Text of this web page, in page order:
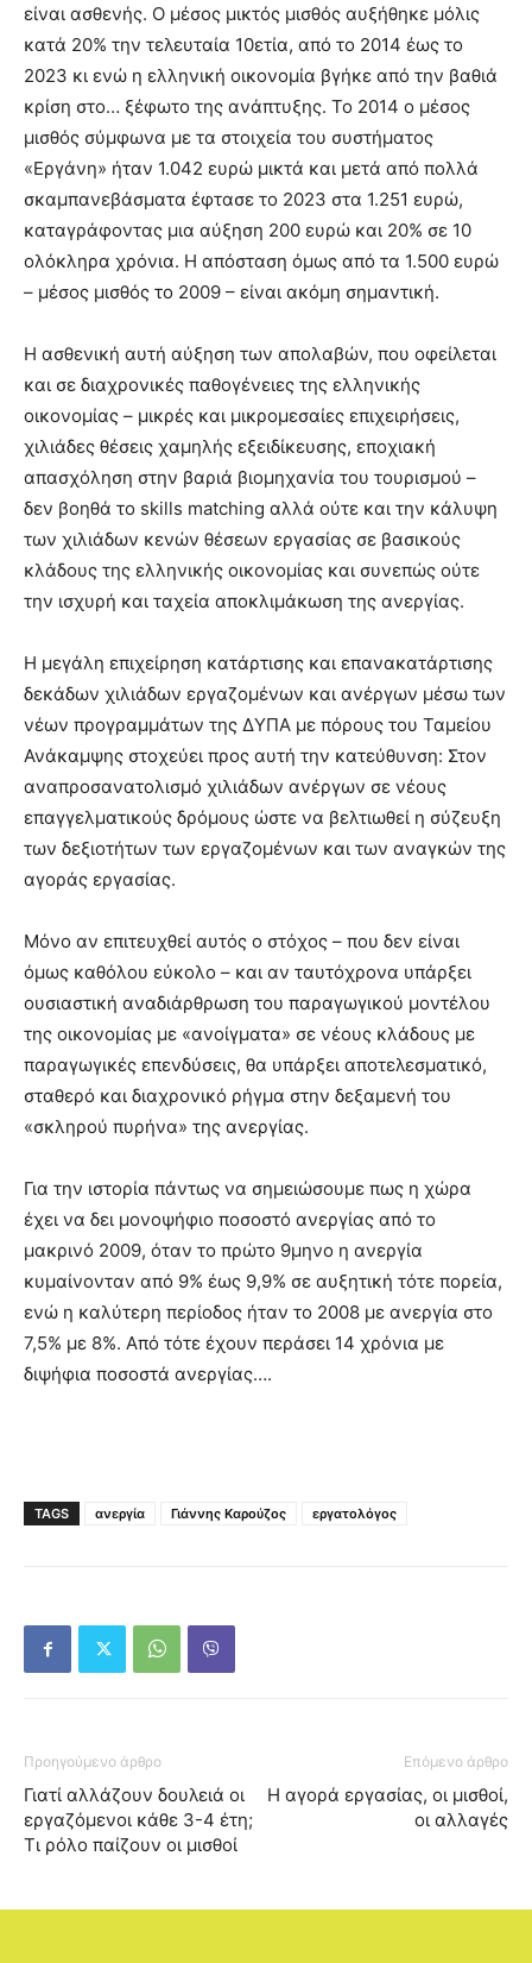
είναι ασθενής. Ο μέσος μικτός μισθός αυξήθηκε μόλις
κατά 20% την τελευταία 10ετία, από το 2014 έως το
2023 κι ενώ η ελληνική οικονομία βγήκε από την βαθιά
κρίση στο… ξέφωτο της ανάπτυξης. Το 2014 ο μέσος
μισθός σύμφωνα με τα στοιχεία του συστήματος
«Εργάνη» ήταν 1.042 ευρώ μικτά και μετά από πολλά
σκαμπανεβάσματα έφτασε το 2023 στα 1.251 ευρώ,
καταγράφοντας μια αύξηση 200 ευρώ και 20% σε 10
ολόκληρα χρόνια. Η απόσταση όμως από τα 1.500 ευρώ
– μέσος μισθός το 2009 – είναι ακόμη σημαντική.
Η ασθενική αυτή αύξηση των απολαβών, που οφείλεται
και σε διαχρονικές παθογένειες της ελληνικής
οικονομίας – μικρές και μικρομεσαίες επιχειρήσεις,
χιλιάδες θέσεις χαμηλής εξειδίκευσης, εποχιακή
απασχόληση στην βαριά βιομηχανία του τουρισμού –
δεν βοηθά το skills matching αλλά ούτε και την κάλυψη
των χιλιάδων κενών θέσεων εργασίας σε βασικούς
κλάδους της ελληνικής οικονομίας και συνεπώς ούτε
την ισχυρή και ταχεία αποκλιμάκωση της ανεργίας.
Η μεγάλη επιχείρηση κατάρτισης και επανακατάρτισης
δεκάδων χιλιάδων εργαζομένων και ανέργων μέσω των
νέων προγραμμάτων της ΔΥΠΑ με πόρους του Ταμείου
Ανάκαμψης στοχεύει προς αυτή την κατεύθυνση: Στον
αναπροσανατολισμό χιλιάδων ανέργων σε νέους
επαγγελματικούς δρόμους ώστε να βελτιωθεί η σύζευξη
των δεξιοτήτων των εργαζομένων και των αναγκών της
αγοράς εργασίας.
Μόνο αν επιτευχθεί αυτός ο στόχος – που δεν είναι
όμως καθόλου εύκολο – και αν ταυτόχρονα υπάρξει
ουσιαστική αναδιάρθρωση του παραγωγικού μοντέλου
της οικονομίας με «ανοίγματα» σε νέους κλάδους με
παραγωγικές επενδύσεις, θα υπάρξει αποτελεσματικό,
σταθερό και διαχρονικό ρήγμα στην δεξαμενή του
«σκληρού πυρήνα» της ανεργίας.
Για την ιστορία πάντως να σημειώσουμε πως η χώρα
έχει να δει μονοψήφιο ποσοστό ανεργίας από το
μακρινό 2009, όταν το πρώτο 9μηνο η ανεργία
κυμαίνονταν από 9% έως 9,9% σε αυξητική τότε πορεία,
ενώ η καλύτερη περίοδος ήταν το 2008 με ανεργία στο
7,5% με 8%. Από τότε έχουν περάσει 14 χρόνια με
διψήφια ποσοστά ανεργίας….
TAGS ανεργία Γιάννης Καρούζος εργατολόγος
Προηγούμενο άρθρο
Γιατί αλλάζουν δουλειά οι
εργαζόμενοι κάθε 3-4 έτη;
Τι ρόλο παίζουν οι μισθοί
Επόμενο άρθρο
Η αγορά εργασίας, οι μισθοί,
οι αλλαγές